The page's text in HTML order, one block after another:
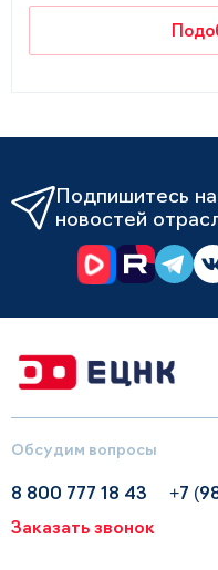
Подпишитесь
новостей
Обсудим вопросы
8 800 777 18 43
+7
Заказать звонок